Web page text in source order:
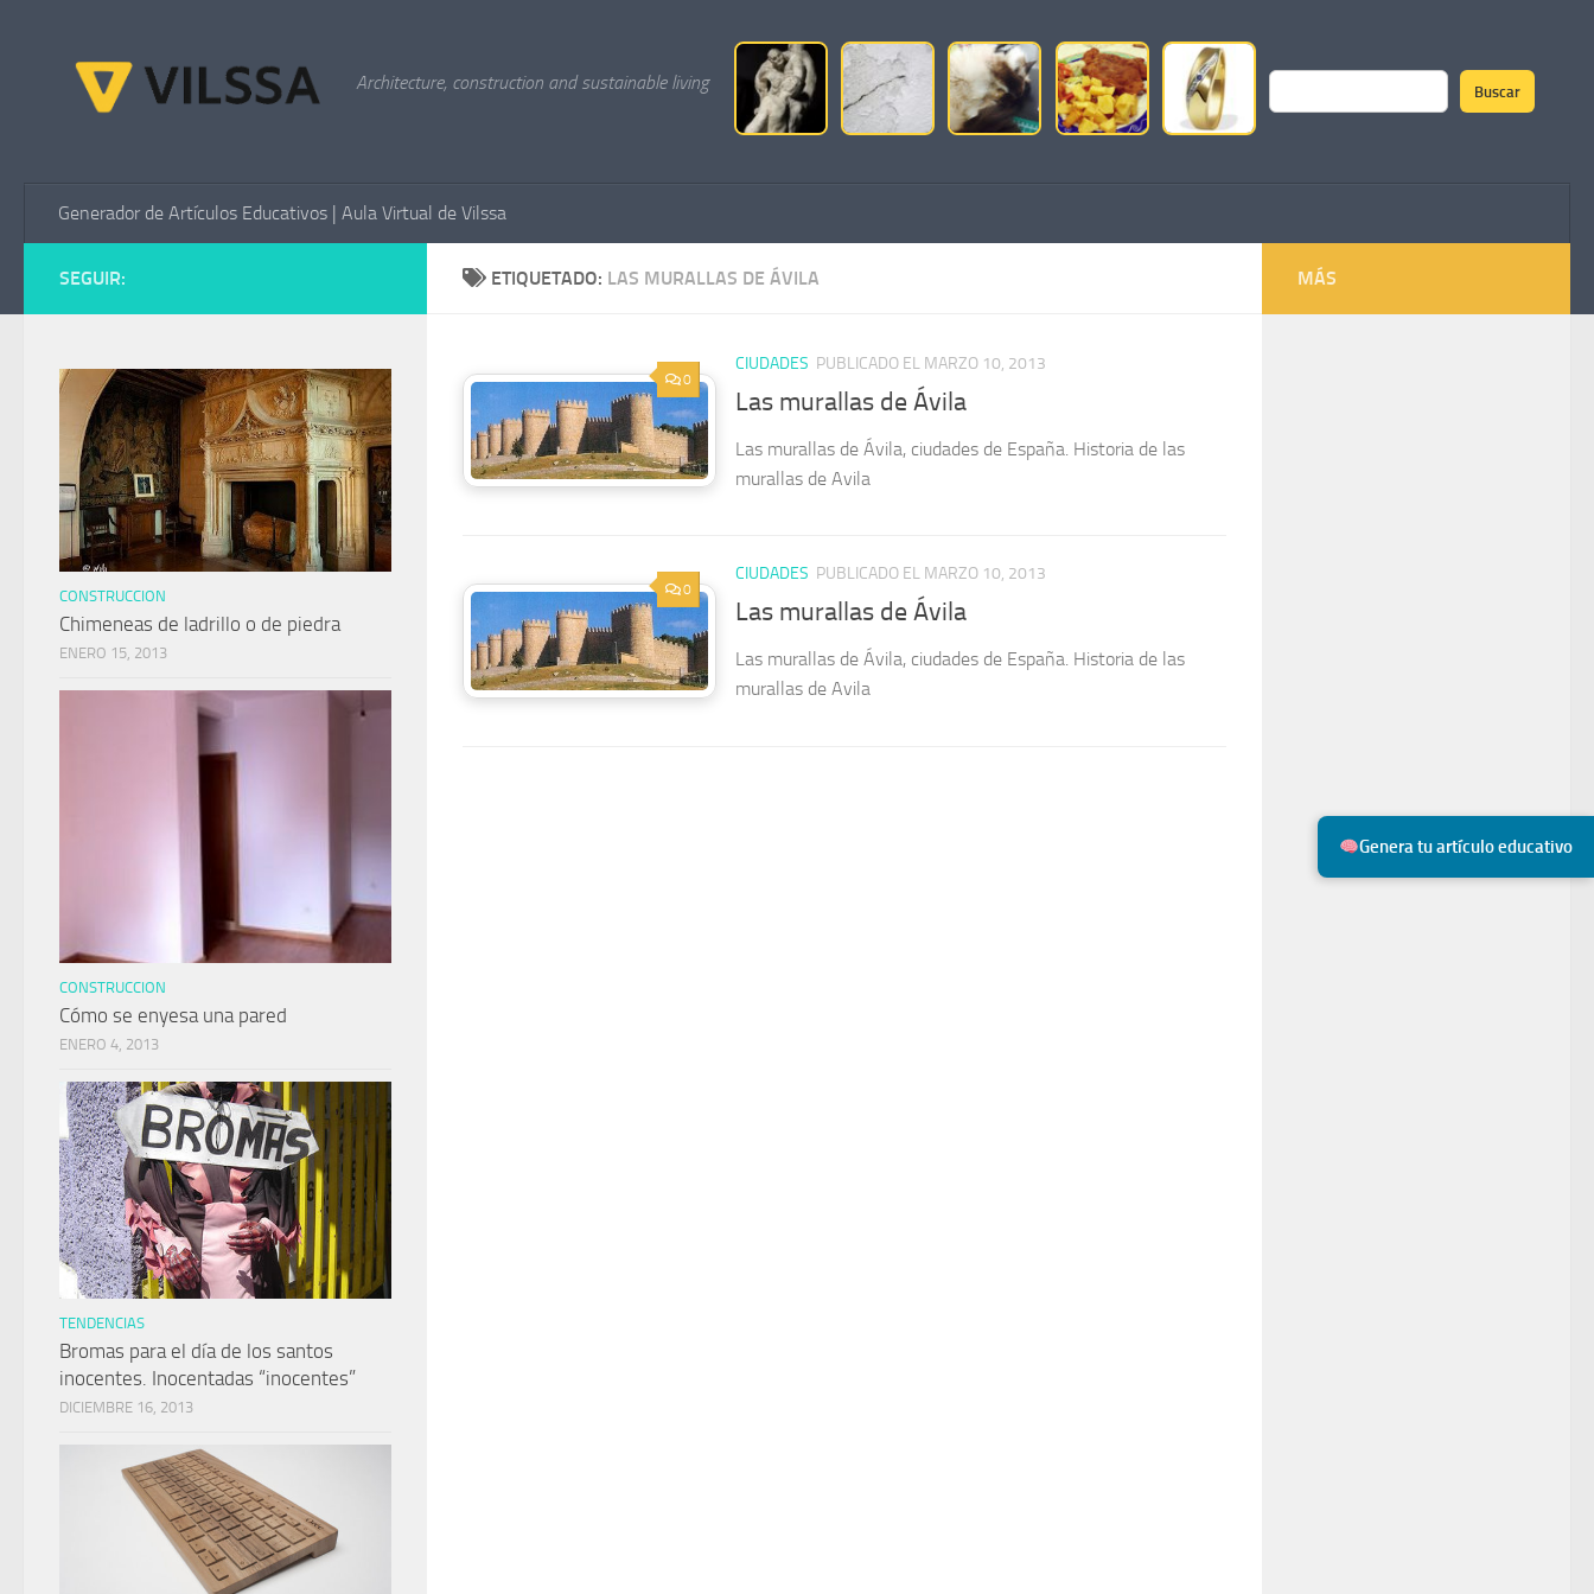
Genera tu artículo educativo
Architecture, construction and sustainable living
Buscar
Buscar
Generador de Artículos Educativos | Aula Virtual de Vilssa
ETIQUETADO: LAS MURALLAS DE ÁVILA
0
CIUDADES PUBLICADO EL MARZO 10, 2013
Las murallas de Ávila
Las murallas de Ávila, ciudades de España. Historia de las
murallas de Avila
0
CIUDADES PUBLICADO EL MARZO 10, 2013
Las murallas de Ávila
Las murallas de Ávila, ciudades de España. Historia de las
murallas de Avila
SEGUIR:
CONSTRUCCION
Chimeneas de ladrillo o de piedra
ENERO 15, 2013
CONSTRUCCION
Cómo se enyesa una pared
ENERO 4, 2013
TENDENCIAS
Bromas para el día de los santos
inocentes. Inocentadas “inocentes”
DICIEMBRE 16, 2013
MÁS